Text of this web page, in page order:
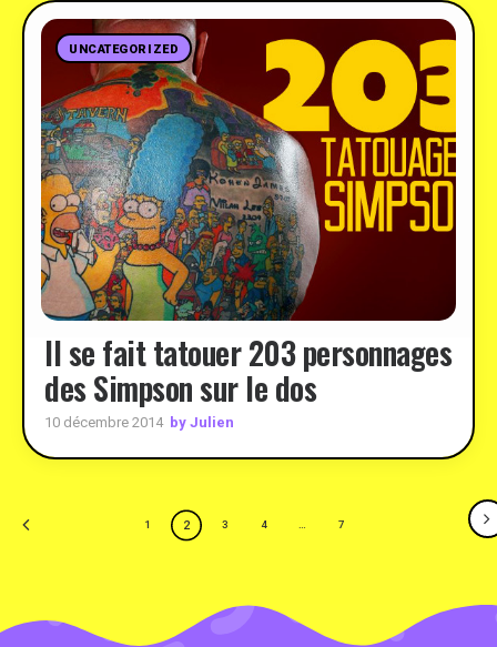
UNCATEGORIZED
Il se fait tatouer 203 personnages
des Simpson sur le dos
10 décembre 2014 by Julien
1 2 3 4 7